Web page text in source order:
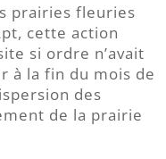
prairies fleuries
cette action
si ordre n’avait
à la fin du mois de
des
de la prairie